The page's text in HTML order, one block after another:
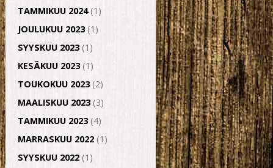
TAMMIKUU 2024(1)
JOULUKUU 2023(1)
SYYSKUU 2023(1)
KESÄKUU 2023(1)
TOUKOKUU 2023(2)
MAALISKUU 2023(3)
TAMMIKUU 2023(4)
MARRASKUU 2022 (1)
SYYSKUU 2022 (1)